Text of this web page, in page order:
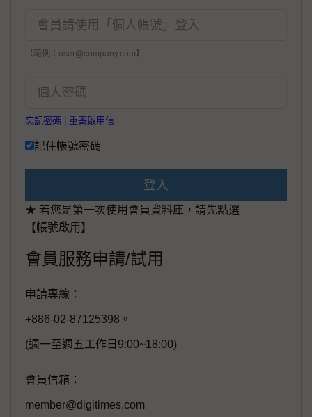
【範例：user@company.com】
忘記密碼 重寄啟用信
記住帳號密碼
登入
★ 若您是第一次使用會員資料庫，請先點選
【帳號啟用】
會員服務申請/試用
申請專線：
+886-02-87125398。
(週一至週五工作日9:00~18:00)
會員信箱：
member@digitimes.com